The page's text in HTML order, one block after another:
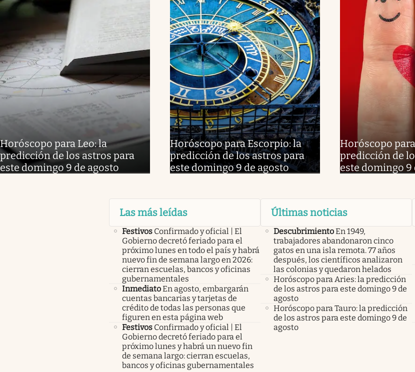
Horóscopo para Leo: la
predicción de los astros para
este domingo 9 de agosto
Horóscopo para Escorpio: la
predicción de los astros para
este domingo 9 de agosto
Horóscopo
predicción de
este domingo 9
Las más leídas
Festivos Confirmado y oficial | El
Gobierno decretó feriado para el
próximo lunes en todo el país y habrá
nuevo fin de semana largo en 2026:
cierran escuelas, bancos y oficinas
gubernamentales
InmediatoEn agosto, embargarán
cuentas bancarias y tarjetas de
crédito de todas las personas que
figuren en esta página web
Festivos Confirmado y oficial | El
Gobierno decretó feriado para el
próximo lunes y habrá un nuevo fin
de semana largo: cierran escuelas,
bancos y oficinas gubernamentales
Últimas noticias
DescubrimientoEn 1949,
trabajadores abandonaron cinco
gatos en una isla remota. 77 años
después, los científicos analizaron
las colonias y quedaron helados
Horóscopo para Aries: la predicción
de los astros para este domingo 9 de
agosto
Horóscopo para Tauro: la predicción
de los astros para este domingo 9 de
agosto